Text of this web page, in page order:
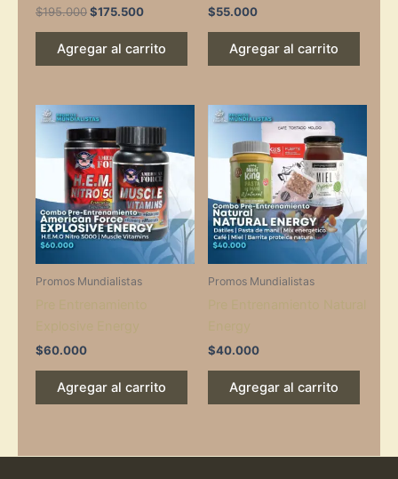
$195.000$175.500
Agregar al carrito
$55.000
Agregar al carrito
Promos Mundialistas
$60.000
Agregar al carrito
Promos Mundialistas
$40.000
Agregar al carrito